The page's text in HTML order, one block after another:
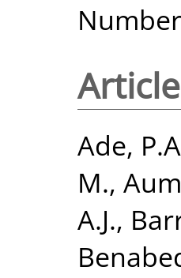
Article
Ade,
M.,
A.J.,